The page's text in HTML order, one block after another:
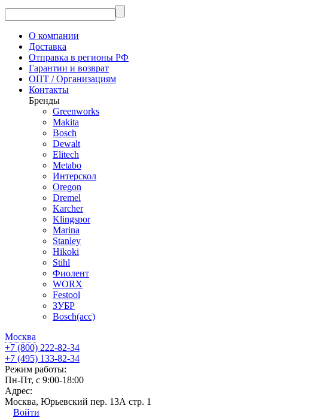
О компании
Доставка
Отправка в регионы РФ
Гарантии и возврат
ОПТ / Организациям
Контакты
Бренды
Greenworks
Makita
Bosch
Dewalt
Elitech
Metabo
Интерскол
Oregon
Dremel
Karcher
Klingspor
Marina
Stanley
Hikoki
Stihl
Фиолент
WORX
Festool
ЗУБР
Bosch(acc)
Москва
+7 (800) 222-82-34
+7 (495) 133-82-34
Режим работы:
Пн-Пт, с 9:00-18:00
Адрес:
Москва, Юрьевский пер. 13А стр. 1
Войти